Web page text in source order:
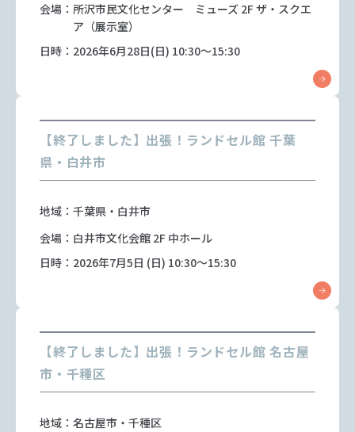
会場：所沢市民文化センター ミューズ 2F ザ・スクエ
ア（展示室）
日時：2026年6月28日(日) 10:30～15:30
【終了しました】出張！ランドセル館 千葉
県・白井市
地域：千葉県・白井市
会場：白井市文化会館 2F 中ホール
日時：2026年7月5日 (日) 10:30～15:30
【終了しました】出張！ランドセル館 名古屋
市・千種区
地域：名古屋市・千種区